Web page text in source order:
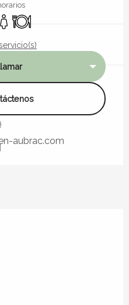
picnic
Restaurante
aubrac.com